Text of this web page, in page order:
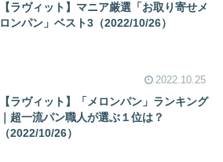
【ラヴィット】マニア厳選「お取り寄せメ
ロンパン」ベスト3（2022/10/26）
2022.10.25
【ラヴィット】「メロンパン」ランキング
｜超一流パン職人が選ぶ１位は？
（2022/10/26）